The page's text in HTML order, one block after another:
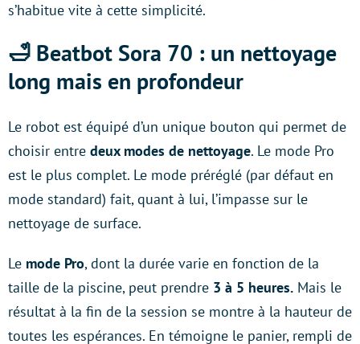
s’habitue vite à cette simplicité.
🛁 Beatbot Sora 70 : un nettoyage
long mais en profondeur
Le robot est équipé d’un unique bouton qui permet de
choisir entre deux modes de nettoyage. Le mode Pro
est le plus complet. Le mode préréglé (par défaut en
mode standard) fait, quant à lui, l’impasse sur le
nettoyage de surface.
Le mode Pro, dont la durée varie en fonction de la
taille de la piscine, peut prendre 3 à 5 heures. Mais le
résultat à la fin de la session se montre à la hauteur de
toutes les espérances. En témoigne le panier, rempli de